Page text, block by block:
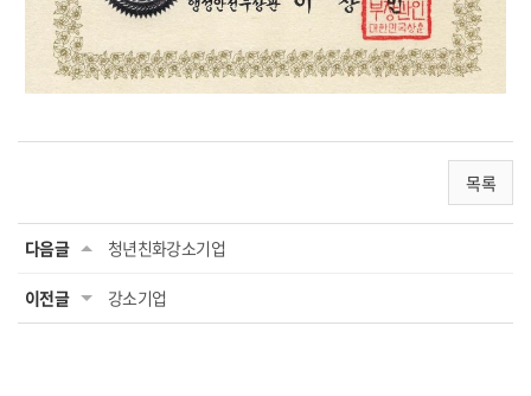
목록
다음글 청년친화강소기업
이전글 강소기업